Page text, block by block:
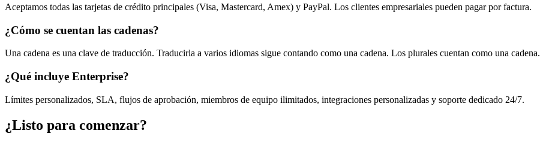
Aceptamos todas las tarjetas de crédito principales (Visa, Mastercard, Amex) y PayPal. Los clientes empresariales pueden pagar por factura.
¿Cómo se cuentan las cadenas?
Una cadena es una clave de traducción. Traducirla a varios idiomas sigue contando como una cadena. Los plurales cuentan como una cadena.
¿Qué incluye Enterprise?
Límites personalizados, SLA, flujos de aprobación, miembros de equipo ilimitados, integraciones personalizadas y soporte dedicado 24/7.
¿Listo para comenzar?